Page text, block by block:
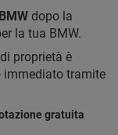
dopo la
la tua BMW.
proprietà è
immediato tramite
gratuita